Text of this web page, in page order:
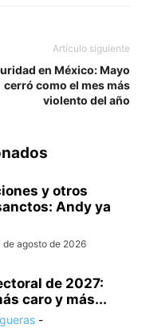
Artículo siguiente
en México: Mayo
cerró como el mes más
violento del año
y otros
Andy ya
de agosto de 2026
de 2027:
caro y más...
-